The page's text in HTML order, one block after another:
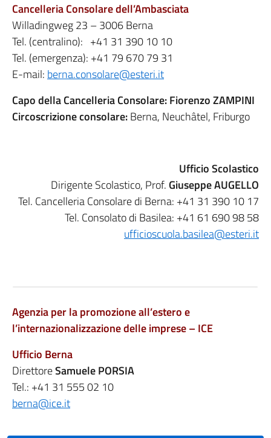
Cancelleria Consolare dell’Ambasciata
Willadingweg 23 – 3006 Berna
Tel. (centralino): +41 31 390 10 10
Tel. (emergenza): +41 79 670 79 31
E-mail: berna.consolare@esteri.it
Capo della Cancelleria Consolare: Fiorenzo ZAMPINI
Circoscrizione consolare:Berna, Neuchâtel, Friburgo
Ufficio Scolastico
Dirigente Scolastico, Prof. Giuseppe AUGELLO
Tel. Cancelleria Consolare di Berna: +41 31 390 10 17
Tel. Consolato di Basilea: +41 61 690 98 58
ufficioscuola.basilea@esteri.it
Agenzia per la promozione all’estero e
l’internazionalizzazione delle imprese – ICE
Ufficio Berna
DirettoreSamuele PORSIA
Tel.: +41 31 555 02 10
berna@ice.it